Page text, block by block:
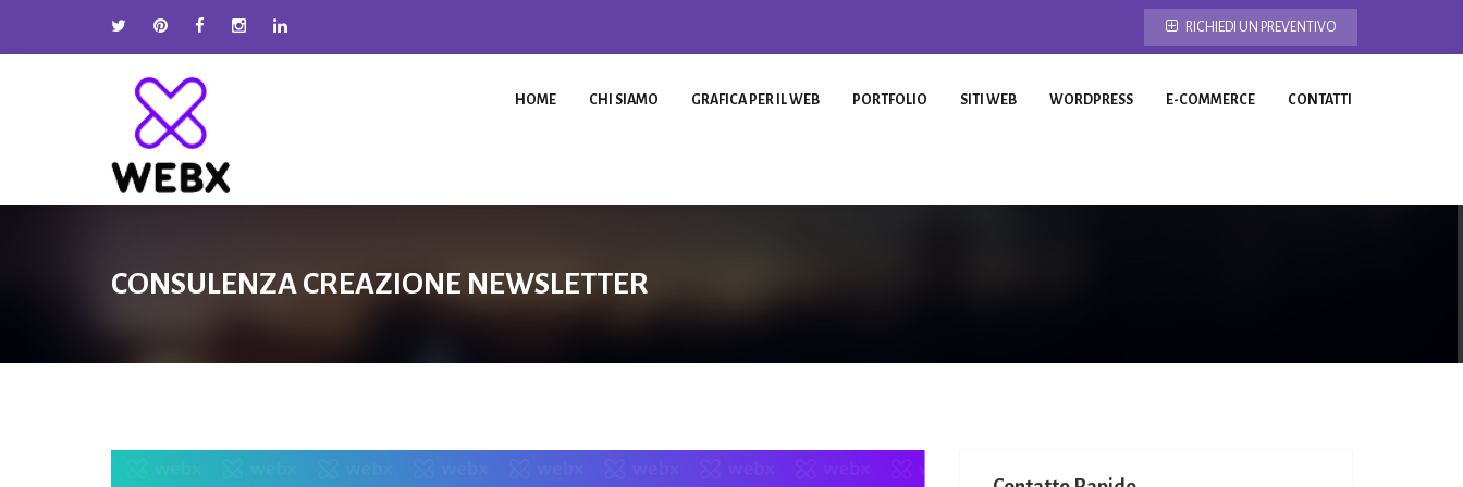
RICHIEDI UN PREVENTIVO
HOME CHI SIAMO GRAFICA PER IL WEB PORTFOLIO SITI WEB WORDPRESS E-COMMERCE CONTATTI
CONSULENZA CREAZIONE NEWSLETTER